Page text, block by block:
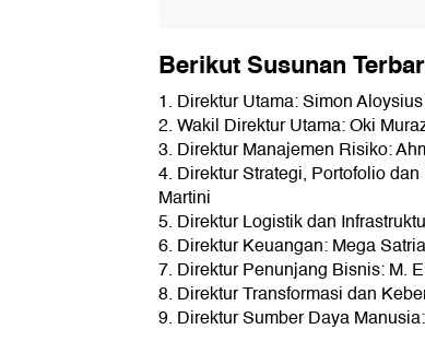
Berikut Susunan
1. Direktur Utama: Simon
2. Wakil Direktur Utama: Oki
3. Direktur Manajemen Risiko:
4. Direktur Strategi, Portofolio
Martini
5. Direktur Logistik dan
6. Direktur Keuangan: Mega Satria
7. Direktur Penunjang Bisnis: M.
8. Direktur Transformasi dan
9. Direktur Sumber Daya